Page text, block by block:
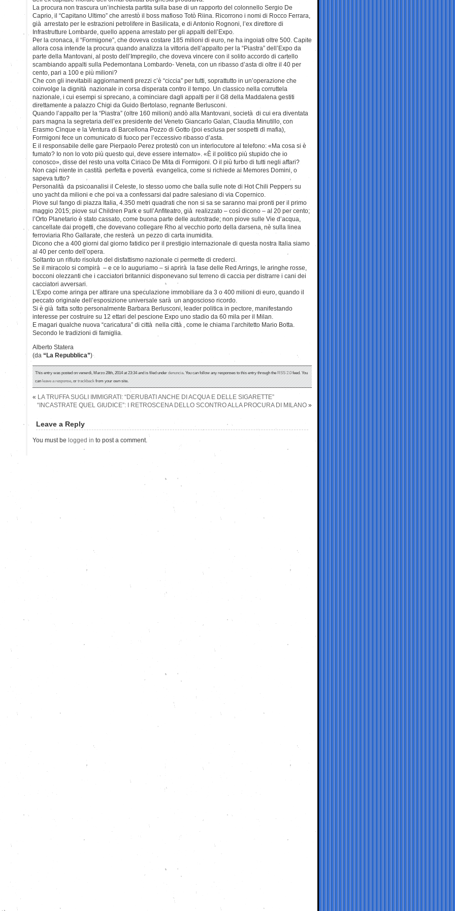
La procura non trascura un’inchiesta partita sulla base di un rapporto del colonnello Sergio De
Caprio, il “Capitano Ultimo” che arrestò il boss mafioso Totò Riina. Ricorrono i nomi di Rocco Ferrara,
già arrestato per le estrazioni petrolifere in Basilicata, e di Antonio Rognoni, l’ex direttore di
Infrastrutture Lombarde, quello appena arrestato per gli appalti dell’Expo.
Per la cronaca, il “Formigone”, che doveva costare 185 milioni di euro, ne ha ingoiati oltre 500. Capite
allora cosa intende la procura quando analizza la vittoria dell’appalto per la “Piastra” dell’Expo da
parte della Mantovani, al posto dell’Impregilo, che doveva vincere con il solito accordo di cartello
scambiando appalti sulla Pedemontana Lombardo- Veneta, con un ribasso d’asta di oltre il 40 per
cento, pari a 100 e più milioni?
Che con gli inevitabili aggiornamenti prezzi c’è “ciccia” per tutti, soprattutto in un’operazione che
coinvolge la dignità nazionale in corsa disperata contro il tempo. Un classico nella corruttela
nazionale, i cui esempi si sprecano, a cominciare dagli appalti per il G8 della Maddalena gestiti
direttamente a palazzo Chigi da Guido Bertolaso, regnante Berlusconi.
Quando l’appalto per la “Piastra” (oltre 160 milioni) andò alla Mantovani, società di cui era diventata
pars magna la segretaria dell’ex presidente del Veneto Giancarlo Galan, Claudia Minutillo, con
Erasmo Cinque e la Ventura di Barcellona Pozzo di Gotto (poi esclusa per sospetti di mafia),
Formigoni fece un comunicato di fuoco per l’eccessivo ribasso d’asta.
E il responsabile delle gare Pierpaolo Perez protestò con un interlocutore al telefono: «Ma cosa si è
fumato? Io non lo voto più questo qui, deve essere internato». «È il politico più stupido che io
conosco», disse del resto una volta Ciriaco De Mita di Formigoni. O il più furbo di tutti negli affari?
Non capì niente in castità perfetta e povertà evangelica, come si richiede ai Memores Domini, o
sapeva tutto?
Personalità da psicoanalisi il Celeste, lo stesso uomo che balla sulle note di Hot Chili Peppers su
uno yacht da milioni e che poi va a confessarsi dal padre salesiano di via Copernico.
Piove sul fango di piazza Italia, 4.350 metri quadrati che non si sa se saranno mai pronti per il primo
maggio 2015; piove sul Children Park e sull’Anfiteatro, già realizzato – così dicono – al 20 per cento;
l’Orto Planetario è stato cassato, come buona parte delle autostrade; non piove sulle Vie d’acqua,
cancellate dai progetti, che dovevano collegare Rho al vecchio porto della darsena, nè sulla linea
ferroviaria Rho Gallarate, che resterà un pezzo di carta inumidita.
Dicono che a 400 giorni dal giorno fatidico per il prestigio internazionale di questa nostra Italia siamo
al 40 per cento dell’opera.
Soltanto un rifiuto risoluto del disfattismo nazionale ci permette di crederci.
Se il miracolo si compirà – e ce lo auguriamo – si aprirà la fase delle Red Arrings, le aringhe rosse,
bocconi olezzanti che i cacciatori britannici disponevano sul terreno di caccia per distrarre i cani dei
cacciatori avversari.
L’Expo come aringa per attirare una speculazione immobiliare da 3 o 400 milioni di euro, quando il
peccato originale dell’esposizione universale sarà un angoscioso ricordo.
Si è già fatta sotto personalmente Barbara Berlusconi, leader politica in pectore, manifestando
interesse per costruire su 12 ettari del pescione Expo uno stadio da 60 mila per il Milan.
E magari qualche nuova “caricatura” di città nella città , come le chiama l’architetto Mario Botta.
Secondo le tradizioni di famiglia.
Alberto Statera
(da “La Repubblica”)
This entry was posted on venerdì, Marzo 28th, 2014 at 23:34 and is filed underdenuncia. You can follow any responses to this entry through theRSS 2.0feed. You
canleave a response, ortrackbackfrom your own site.
« LA TRUFFA SUGLI IMMIGRATI: “DERUBATI ANCHE DI ACQUA E DELLE SIGARETTE”
“INCASTRATE QUEL GIUDICE”: I RETROSCENA DELLO SCONTRO ALLA PROCURA DI MILANO »
Leave a Reply
You must be logged in to post a comment.